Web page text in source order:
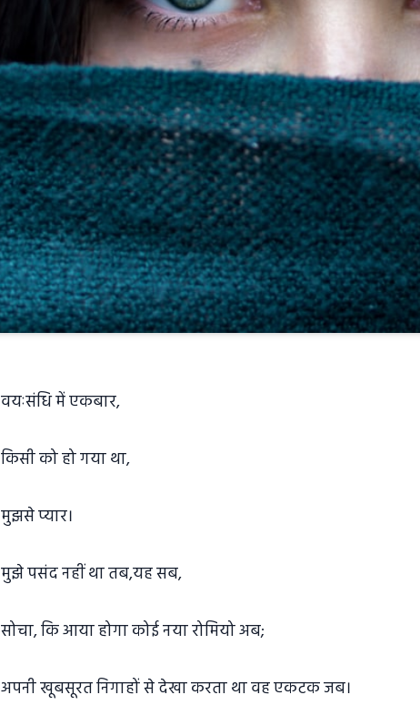
वयःसंधि में एकबार,
किसी को हो गया था,
मुझसे प्यार।
मुझे पसंद नहीं था तब,यह सब,
सोचा, कि आया होगा कोई नया रोमियो अब;
अपनी खूबसूरत निगाहों से देखा करता था वह एकटक जब।